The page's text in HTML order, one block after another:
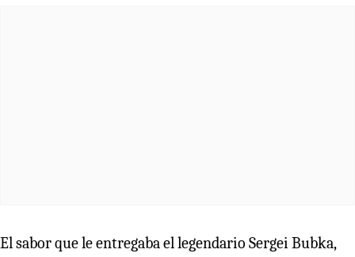
El sabor que le entregaba el legendario Sergei Bubka,